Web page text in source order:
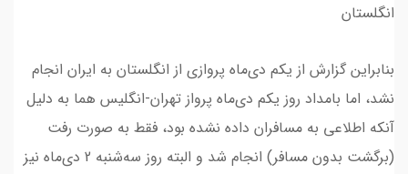
انگلستان
بنابراین گزارش از یکم دی‌ماه پروازی از انگلستان به ایران انجام
نشد، اما بامداد روز یکم دی‌ماه پرواز تهران-انگلیس هما به دلیل
آنکه اطلاعی به مسافران داده نشده بود، فقط به صورت رفت
(برگشت بدون مسافر) انجام شد و البته روز سه‌شنبه 2 دی‌ماه نیز